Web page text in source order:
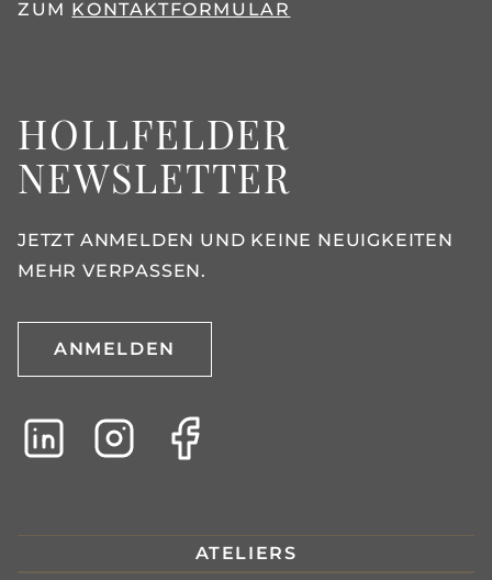
ZUM KONTAKTFORMULAR
HOLLFELDER
NEWSLETTER
JETZT ANMELDEN UND KEINE NEUIGKEITEN
MEHR VERPASSEN.
ANMELDEN
ATELIERS